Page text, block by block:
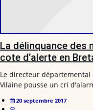
La délinquance des
cote d’alerte en
Le directeur
Vilaine pousse un cri
20 septembre 2017